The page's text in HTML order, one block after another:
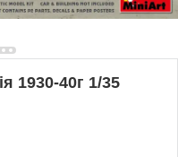
1930-40г 1/35